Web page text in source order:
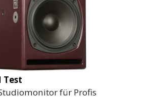
Test
für Profis